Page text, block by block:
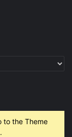
to the Theme